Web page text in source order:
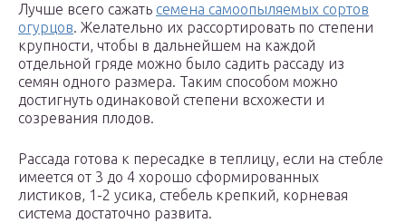
Лучше всего сажать семена самоопыляемых сортов
огурцов. Желательно их рассортировать по степени
крупности, чтобы в дальнейшем на каждой
отдельной гряде можно было садить рассаду из
семян одного размера. Таким способом можно
достигнуть одинаковой степени всхожести и
созревания плодов.
Рассада готова к пересадке в теплицу, если на стебле
имеется от 3 до 4 хорошо сформированных
листиков, 1-2 усика, стебель крепкий, корневая
система достаточно развита.